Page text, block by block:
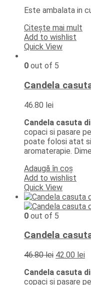
Este ambalata in
Citește mai mult
Add to wishlist
Quick View
0 out of 5
Candela
46.80 lei
Candela casuta
copaci si pasare
poate folosi atat
aromaterapie.
Adaugă în coș
Add to wishlist
Quick View
0 out of 5
Candela
46.80lei Prețul
a
fost:
42.00 lei
Candela casuta
copaci si pasare